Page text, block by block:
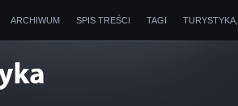
ARCHIWUM SPIS TREŚCI TAGI